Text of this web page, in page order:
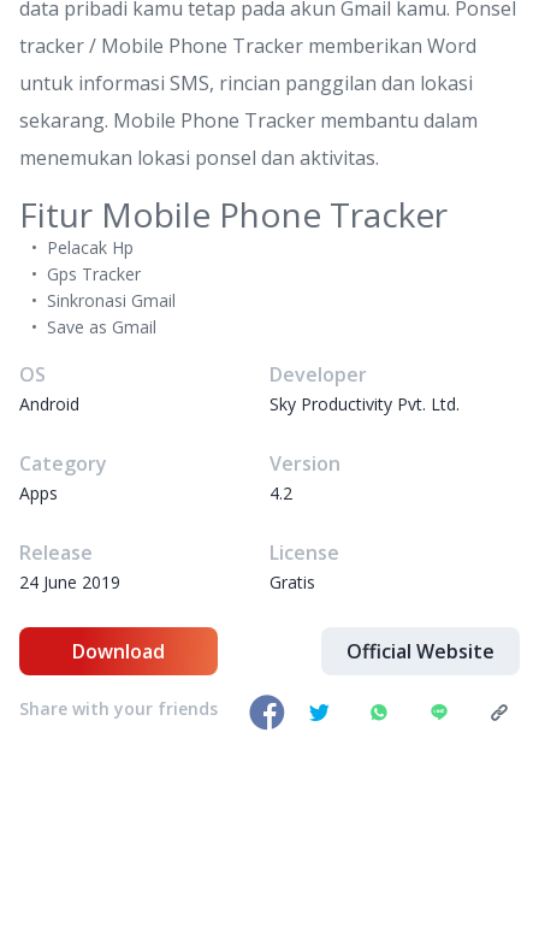
data pribadi kamu tetap pada akun Gmail kamu. Ponsel
tracker / Mobile Phone Tracker memberikan Word
untuk informasi SMS, rincian panggilan dan lokasi
sekarang. Mobile Phone Tracker membantu dalam
menemukan lokasi ponsel dan aktivitas.
Fitur Mobile Phone Tracker
Pelacak Hp
Gps Tracker
Sinkronasi Gmail
Save as Gmail
OS
Android
Developer
Sky Productivity Pvt. Ltd.
Category
Apps
Version
4.2
Release
24 June 2019
License
Gratis
Download Official Website
Share with your friends